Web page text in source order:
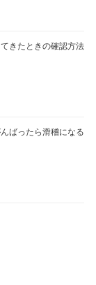
きたときの確認方法
ばったら滑稽になる